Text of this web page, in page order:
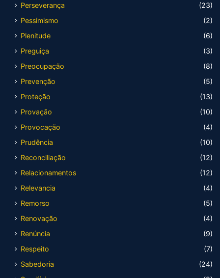
Perseverança
(23)
Pessimismo
(2)
Plenitude
(6)
Preguiça
(3)
Preocupação
(8)
Prevenção
(5)
Proteção
(13)
Provação
(10)
Provocação
(4)
Prudência
(10)
Reconciliação
(12)
Relacionamentos
(12)
Relevancia
(4)
Remorso
(5)
Renovação
(4)
Renúncia
(9)
Respeito
(7)
Sabedoria
(24)